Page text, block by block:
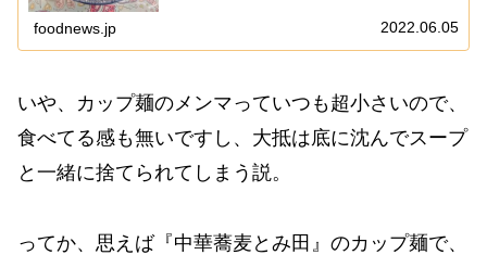
グダと言うかレビューで炎上したりして、もはやラ
foodnews.jp 2022.06.05
いや、カップ麺のメンマっていつも超小さいので、
食べてる感も無いですし、大抵は底に沈んでスープ
と一緒に捨てられてしまう説。
ってか、思えば『中華蕎麦とみ田』のカップ麺で、